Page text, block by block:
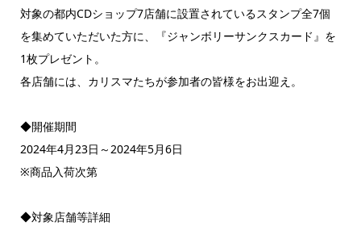
対象の都内CDショップ7店舗に設置されているスタンプ全7個
を集めていただいた方に、『ジャンボリーサンクスカード』を
1枚プレゼント。
各店舗には、カリスマたちが参加者の皆様をお出迎え。
◆開催期間
2024年4月23日～2024年5月6日
※商品入荷次第
◆対象店舗等詳細